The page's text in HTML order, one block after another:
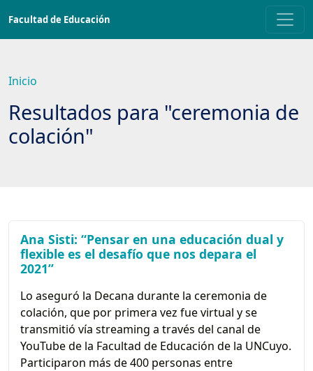
contenido
Facultad de Educación
Inicio
Resultados para "ceremonia de
colación"
Ana Sisti: “Pensar en una educación dual y
flexible es el desafío que nos depara el
2021”
Lo aseguró la Decana durante la ceremonia de
colación, que por primera vez fue virtual y se
transmitió vía streaming a través del canal de
YouTube de la Facultad de Educación de la UNCuyo.
Participaron más de 400 personas entre